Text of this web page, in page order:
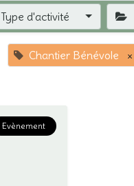
Type d'activité
Chantier Bénévole ×
Evènement